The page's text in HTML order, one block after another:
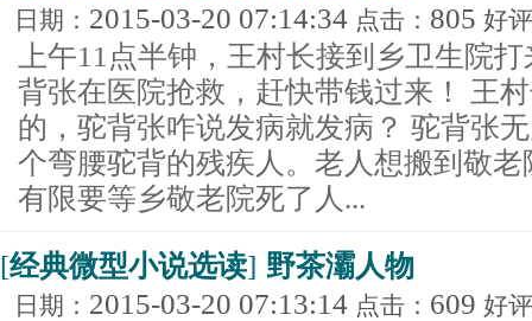
日期： 2015-03-20 07:14:34 点击： 805 好
上午11点半钟，王村长接到乡卫生院
背张在医院抢救，赶快带钱过来！ 王
的，驼背张咋说发病就发病？ 驼背张
个弯腰驼背的残疾人。老人想搬到敬
有限要等乡敬老院死了人...
[经典微型小说选读] 野茶灞人物
日期： 2015-03-20 07:13:14 点击： 609 好